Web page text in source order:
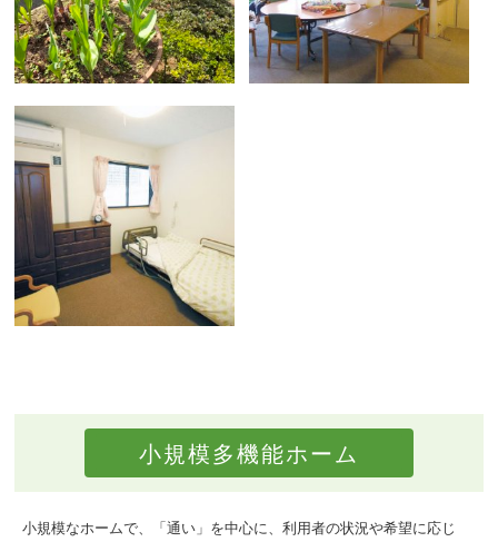
小規模多機能ホーム
小規模なホームで、「通い」を中心に、利用者の状況や希望に応じ